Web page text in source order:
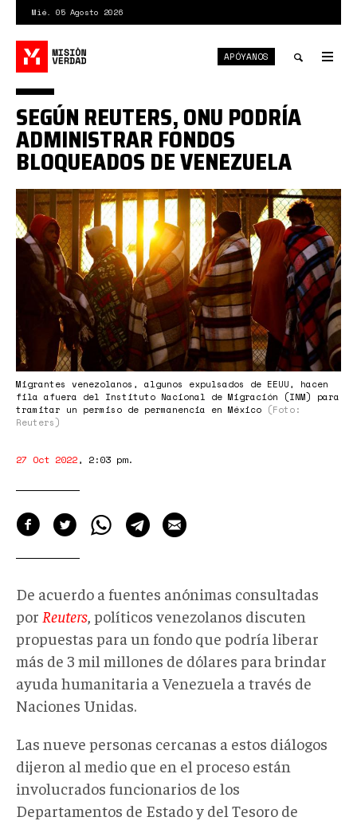
contenido
principal
Mié. 05 Agosto 2026
search
APÓYANOS
BNPMWTADRZO27K6RWJ4VM5JHPI.jpg
Migrantes venezolanos, algunos expulsados ​​de EEUU, hacen
fila afuera del Instituto Nacional de Migración (INM) para
tramitar un permiso de permanencia en México (Foto:
Reuters)
SEGÚN REUTERS, ONU PODRÍA
ADMINISTRAR FONDOS
BLOQUEADOS DE VENEZUELA
27 Oct 2022, 2:03 pm.
De acuerdo a fuentes anónimas consultadas
por Reuters , políticos venezolanos discuten
propuestas para un fondo que podría liberar
más de 3 mil millones de dólares para brindar
ayuda humanitaria a Venezuela a través de
Naciones Unidas.
Las nueve personas cercanas a estos diálogos
dijeron al medio que en el proceso están
involucrados funcionarios de los
Departamentos de Estado y del Tesoro de